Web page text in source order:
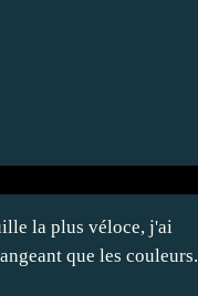
la plus véloce, j'ai
que les couleurs.